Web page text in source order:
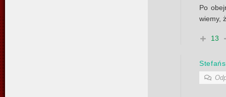
Po
wiemy,
13